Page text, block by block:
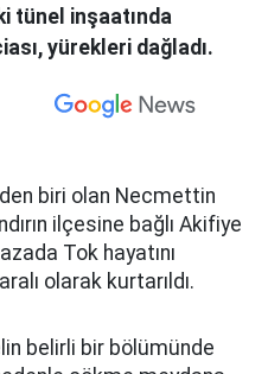
tünel inşaatında
yürekleri dağladı.
biri olan Necmettin
ilçesine bağlı Akifiye
Tok hayatını
olarak kurtarıldı.
belirli bir bölümünde